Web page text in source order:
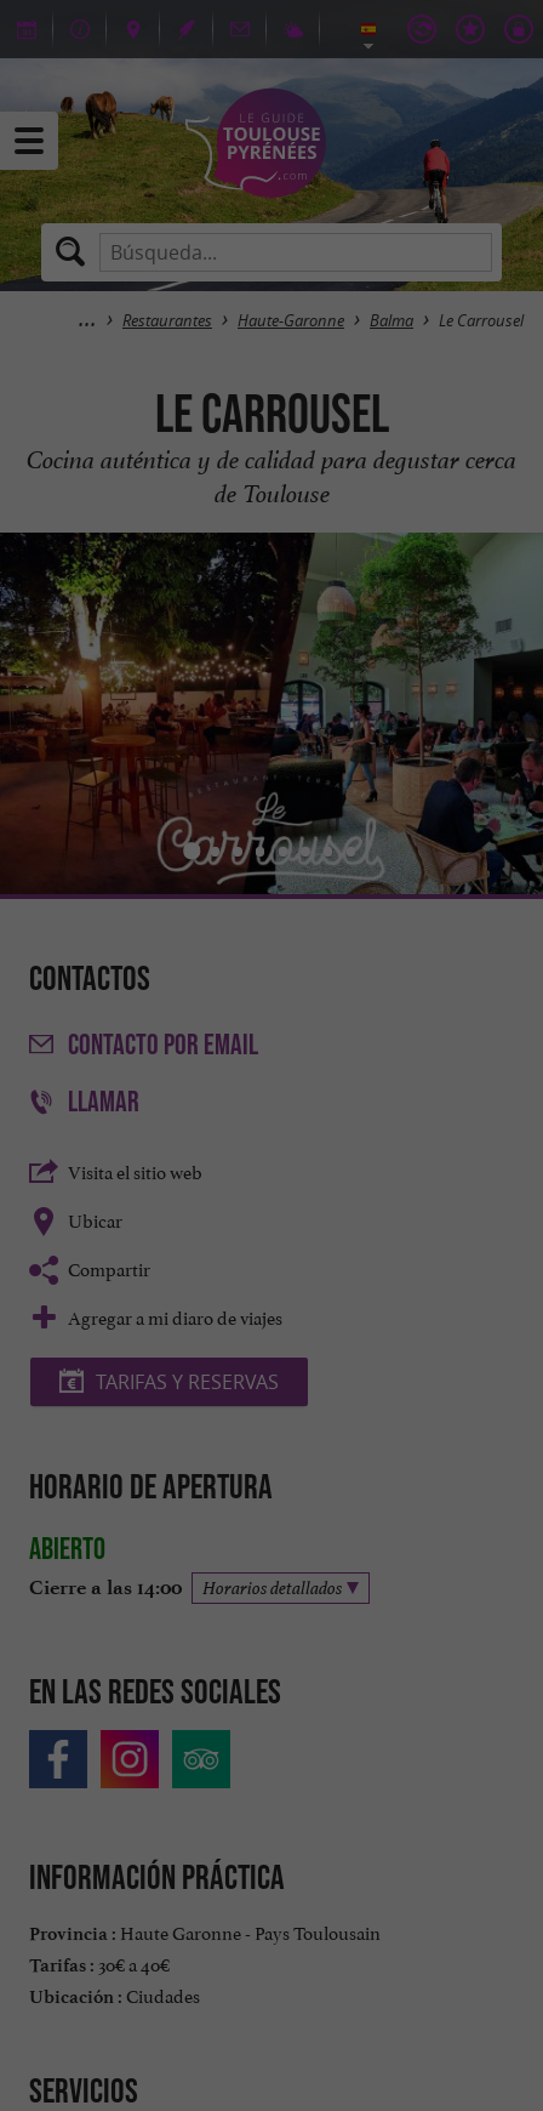
Restaurantes Haute-Garonne Balma Le Carrousel
Le Carrousel
Cocina auténtica y de calidad para degustar cerca
de Toulouse
Contactos
CONTACTO POR EMAIL
LLAMAR
Visita el sitio web
Ubicar
Compartir
Agregar a mi diaro de viajes
TARIFAS Y RESERVAS
Horario de apertura
Abierto
Cierre a las 14:00 Horarios detallados
En las redes sociales
Información práctica
Provincia : Haute Garonne - Pays Toulousain
Tarifas : 30€ a 40€
Ubicación : Ciudades
Servicios